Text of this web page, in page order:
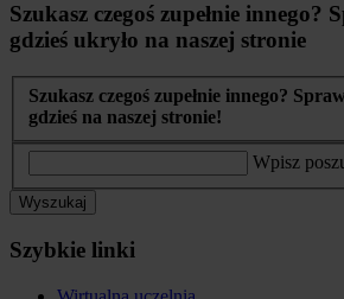
Szukasz czegoś zupełnie innego?
gdzieś ukryło na naszej stronie
Szukasz czegoś zupełnie innego?
gdzieś na naszej stronie!
Wpisz
Wyszukaj
Szybkie linki